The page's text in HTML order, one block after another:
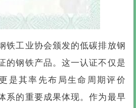
铁工业协会颁发的低碳排放钢
的钢铁产品。这一认证不仅是
是其率先布局生命周期评价
系的重要成果体现。作为最早